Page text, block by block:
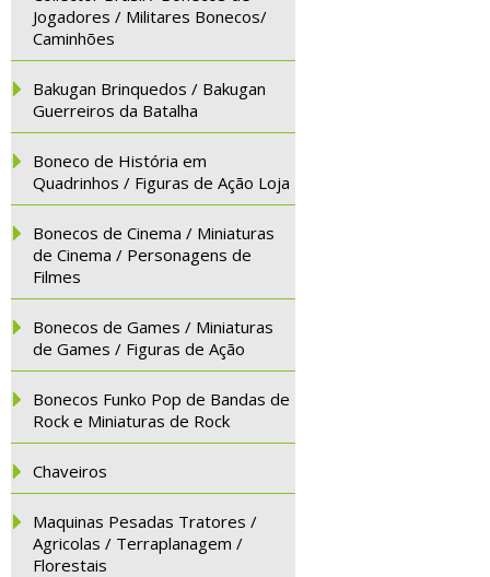
Jogadores / Militares Bonecos/
Caminhões
Bakugan Brinquedos / Bakugan
Guerreiros da Batalha
Boneco de História em
Quadrinhos / Figuras de Ação Loja
Bonecos de Cinema / Miniaturas
de Cinema / Personagens de
Filmes
Bonecos de Games / Miniaturas
de Games / Figuras de Ação
Bonecos Funko Pop de Bandas de
Rock e Miniaturas de Rock
Chaveiros
Maquinas Pesadas Tratores /
Agricolas / Terraplanagem /
Florestais